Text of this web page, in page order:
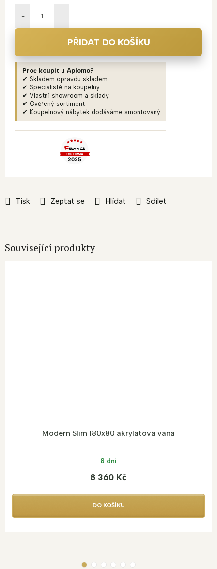
Tisk Zeptat se Hlídat Sdílet
PŘIDAT DO KOŠÍKU
Proč koupit u Aplomo?
✔ Skladem opravdu skladem
✔ Specialisté na koupelny
✔ Vlastní showroom a sklady
✔ Ověřený sortiment
✔ Koupelnový nábytek dodáváme smontovaný
Související produkty
Modern Slim 180x80 akrylátová vana
8 dní
8 360 Kč
DO KOŠÍKU